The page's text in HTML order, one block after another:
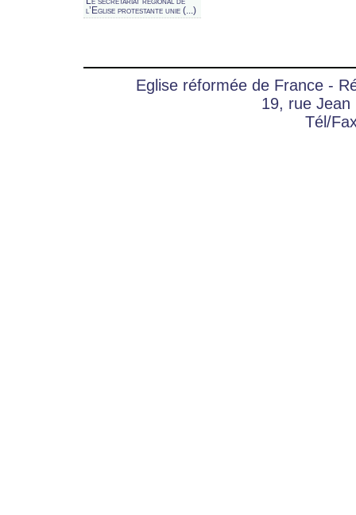
l’Eglise protestante unie (...)
Eglise réformée de France -
19, rue Jean
Tél/